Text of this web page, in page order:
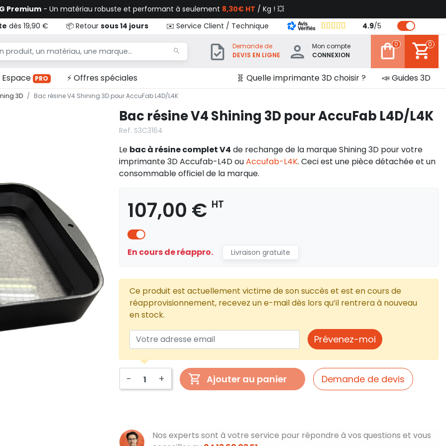
Premium - Un matériau robuste et performant à seulement 8,30€ HT / Kg ! 💥
dès 19,90 € 📦 Retour sous 14 jours ✉️ Service Client / Technique 4.9/5
Demande de
DEVIS EN LIGNE
Mon compte
CONNEXION
0 0
Espace PRO ⚡ Offres spéciales 🧬 Quelle imprimante 3D choisir ? 📣 Guides 3D
3D Bac résine V4 Shining 3D pour AccuFab L4D/L4K
Bac résine V4 Shining 3D pour AccuFab L4D/L4K
Ref. S3C3164
Le bac à résine complet V4 de rechange de la marque Shining 3D pour votre
imprimante 3DAccufab-L4D ouAccufab-L4K. Ceci est une pièce détachée et un
consommable officiel de la marque.
107,00 € HT
En cours de réappro. Livraison gratuite
Ce produit est actuellement victime de son succès et est en cours de
réapprovisionnement, recevez un e-mail dès lors qu’il rentrera à nouveau
en stock.
Prévenez-moi
- + Ajouter au panier Demande de devis
Nos experts sont à votre service pour répondre à vos questions et vous